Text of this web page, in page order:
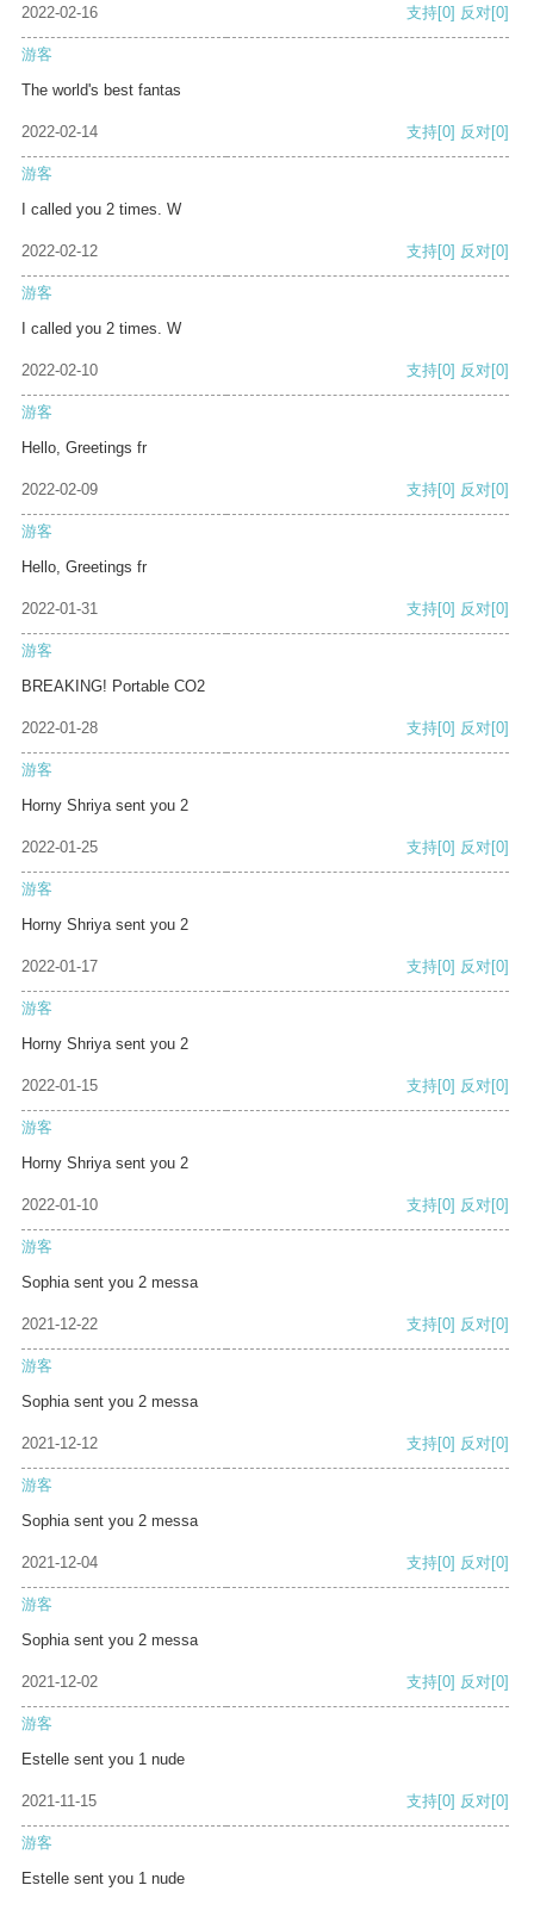
2022-02-16 支持[0] 反对[0]
游客
The world's best fantas
2022-02-14 支持[0] 反对[0]
游客
I called you 2 times. W
2022-02-12 支持[0] 反对[0]
游客
I called you 2 times. W
2022-02-10 支持[0] 反对[0]
游客
Hello, Greetings fr
2022-02-09 支持[0] 反对[0]
游客
Hello, Greetings fr
2022-01-31 支持[0] 反对[0]
游客
BREAKING! Portable CO2
2022-01-28 支持[0] 反对[0]
游客
Horny Shriya sent you 2
2022-01-25 支持[0] 反对[0]
游客
Horny Shriya sent you 2
2022-01-17 支持[0] 反对[0]
游客
Horny Shriya sent you 2
2022-01-15 支持[0] 反对[0]
游客
Horny Shriya sent you 2
2022-01-10 支持[0] 反对[0]
游客
Sophia sent you 2 messa
2021-12-22 支持[0] 反对[0]
游客
Sophia sent you 2 messa
2021-12-12 支持[0] 反对[0]
游客
Sophia sent you 2 messa
2021-12-04 支持[0] 反对[0]
游客
Sophia sent you 2 messa
2021-12-02 支持[0] 反对[0]
游客
Estelle sent you 1 nude
2021-11-15 支持[0] 反对[0]
游客
Estelle sent you 1 nude